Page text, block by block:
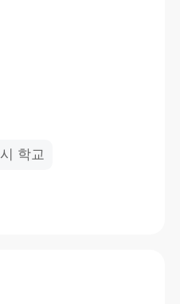
학교